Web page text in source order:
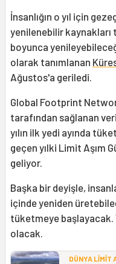
İnsanlığın o yıl için
yenilenebilir kaynakları
boyunca
olarak tanımlanan
Ağustos'a geriledi.
Global Footprint
tarafından sağlanan
yılın ilk yedi ayında
geçen yılki Limit Aşım
geliyor.
Başka bir deyişle,
içinde yeniden
tüketmeye başlayacak.
olacak.
DÜNYA LİMİT